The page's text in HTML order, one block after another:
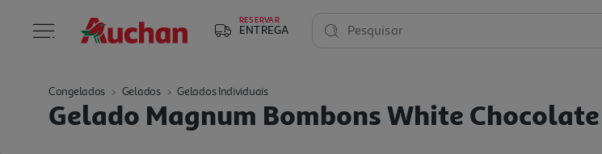
RESERVAR
ENTREGA Pesquisar
Congelados Gelados Gelados Individuais
Gelado Magnum Bombons White